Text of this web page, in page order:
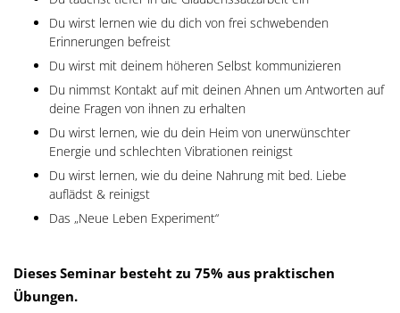
Du wirst lernen wie du dich von frei schwebenden
Erinnerungen befreist
Du wirst mit deinem höheren Selbst kommunizieren
Du nimmst Kontakt auf mit deinen Ahnen um Antworten auf
deine Fragen von ihnen zu erhalten
Du wirst lernen, wie du dein Heim von unerwünschter
Energie und schlechten Vibrationen reinigst
Du wirst lernen, wie du deine Nahrung mit bed. Liebe
auflädst & reinigst
Das „Neue Leben Experiment“
Dieses Seminar besteht zu 75% aus praktischen
Übungen.